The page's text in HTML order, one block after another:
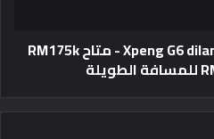
Xpeng G6 dilancar hujung Ogos di M'sia - متاح RM175k